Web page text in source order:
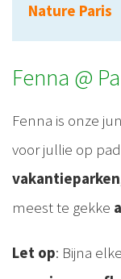
Nature Paris
Fenna @
Fenna is onze
voor jullie op
vakantieparken
meest te gekke
Let op: Bijna elke